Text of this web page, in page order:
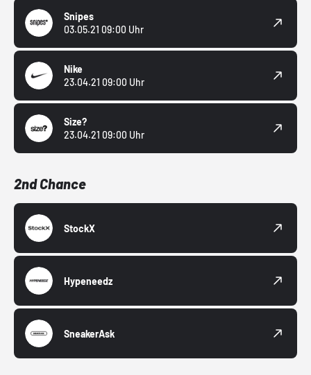
Snipes
03.05.21 09:00 Uhr
Nike
23.04.21 09:00 Uhr
Size?
23.04.21 09:00 Uhr
2nd Chance
StockX
Hypeneedz
SneakerAsk